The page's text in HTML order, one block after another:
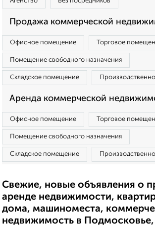
Продажа коммерческой
Офисное помещение Торговое
Помещение свободного назначения
Складское помещение
Аренда коммерческой
Офисное помещение Торговое
Помещение свободного назначения
Складское помещение
Свежие, новые объявления о
аренде недвижимости,
дома, машиноместа,
недвижимость в